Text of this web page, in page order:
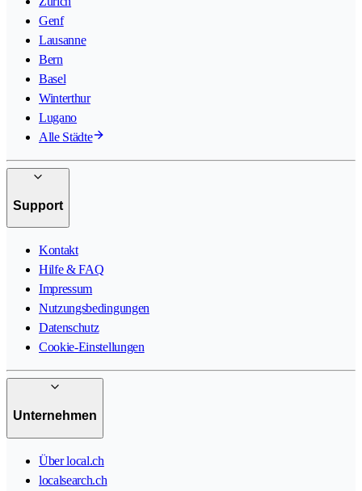
Genf
Lausanne
Bern
Basel
Winterthur
Lugano
Alle Städte
Support
Kontakt
Hilfe & FAQ
Impressum
Nutzungsbedingungen
Datenschutz
Cookie-Einstellungen
Unternehmen
Über local.ch
localsearch.ch